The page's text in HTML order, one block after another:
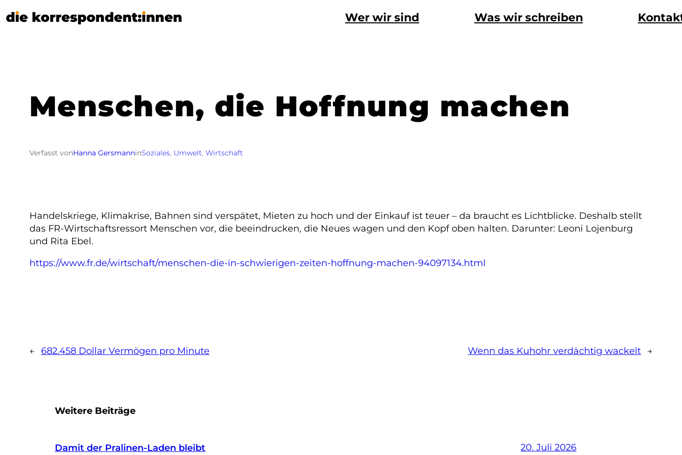
Wer wir sind Was wir schreiben
Menschen, die Hoffnung machen
Verfasst vonHanna GersmanninSoziales, Umwelt, Wirtschaft
Handelskriege, Klimakrise, Bahnen sind verspätet, Mieten zu hoch und der Einkauf ist teuer – da braucht es Lichtblicke. Deshalb stellt
das FR-Wirtschaftsressort Menschen vor, die beeindrucken, die Neues wagen und den Kopf oben halten. Darunter: Leoni Lojenburg
und Rita Ebel.
https://www.fr.de/wirtschaft/menschen-die-in-schwierigen-zeiten-hoffnung-machen-94097134.html
← 682.458 Dollar Vermögen pro Minute Wenn das Kuhohr verdächtig wackelt →
Weitere Beiträge
Damit der Pralinen-Laden bleibt 20. Juli 2026